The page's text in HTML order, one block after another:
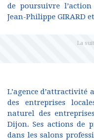
de poursuivre l’action
Jean-Philippe GIRARD
L’agence
des entreprises
naturel des
Dijon. Ses actions de
dans les salons